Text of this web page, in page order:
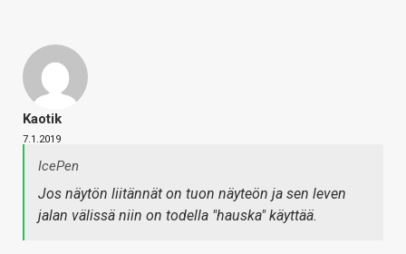
Kaotik
7.1.2019
IcePen
Jos näytön liitännät on tuon näyteön ja sen leven
jalan välissä niin on todella "hauska" käyttää.